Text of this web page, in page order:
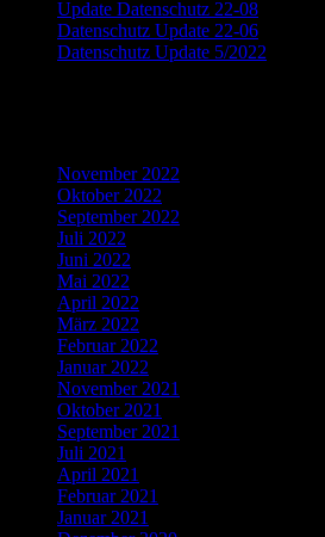
Update Datenschutz 22-08
Datenschutz Update 22-06
Datenschutz Update 5/2022
November 2022
Oktober 2022
September 2022
Juli 2022
Juni 2022
Mai 2022
April 2022
März 2022
Februar 2022
Januar 2022
November 2021
Oktober 2021
September 2021
Juli 2021
April 2021
Februar 2021
Januar 2021